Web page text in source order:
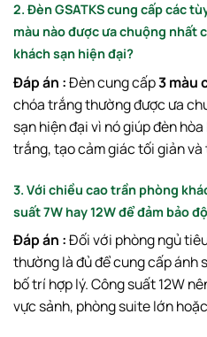
2. Đèn GSATKS cung cấp các
màu nào được ưa chuộng nhất
khách sạn hiện đại?
Đáp án :Đèn cung cấp3 màu
chóa trắng thường được ưa
sạn hiện đại vì nó giúp đèn
trắng, tạo cảm giác tối giản và
3. Với chiều cao trần phòng
suất7W hay12Wđể đảm bảo
Đáp án :Đối với phòng ngủ
thường là đủ để cung cấp ánh
bố trí hợp lý. Công suất12W
vực sảnh, phòng suite lớn